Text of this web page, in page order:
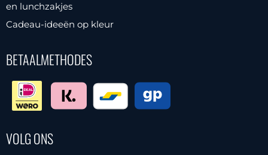
en lunchzakjes
Cadeau-ideeën op kleur
BETAALMETHODES
VOLG ONS